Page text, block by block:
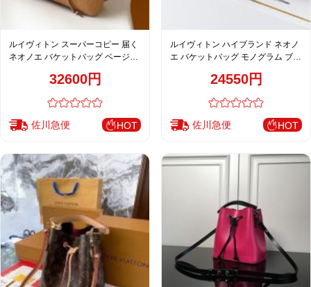
ルイヴィトン スーパーコピー 届く
ネオノエ バケットバッグ ベージュ
32600円
佐川急便 HOT
ルイヴィトン ハイブランド ネオノ
エ バケットバッグ モノグラム ブル
24550円
佐川急便 HOT